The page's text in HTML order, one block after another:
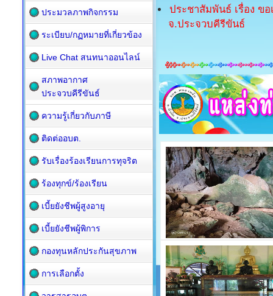
ประชาสัมพันธ์ เรื่อง ข
จ.ประจวบคีรีขันธ์
ประมวลภาพกิจกรรม
ระเบียบ/กฏหมายที่เกี่ยวข้อง
Live Chat สนทนาออนไลน์
สภาพอากาศ
ประจวบคีรีขันธ์
ความรู้เกี่ยวกับภาษี
ติดต่ออบต.
รับเรื่องร้องเรียนการทุจริต
ร้องทุกข์/ร้องเรียน
เบี้ยยังชีพผู้สูงอายุ
เบี้ยยังชีพผู้พิการ
กองทุนหลักประกันสุขภาพ
การเลือกตั้ง